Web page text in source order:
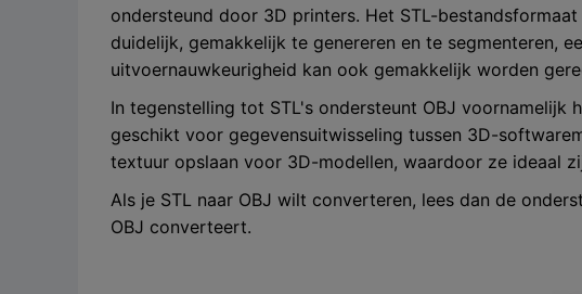
ondersteund door 3D printers. Het STL-
duidelijk, gemakkelijk te genereren en te segmenteren,
uitvoernauwkeurigheid kan ook gemakkelijk worden
In tegenstelling tot STL's ondersteunt OBJ voornamelijk
geschikt voor gegevensuitwisseling tussen 3D-
textuur opslaan voor 3D-modellen, waardoor ze ideaal
Als je STL naar OBJ wilt converteren, lees dan de
OBJ converteert.